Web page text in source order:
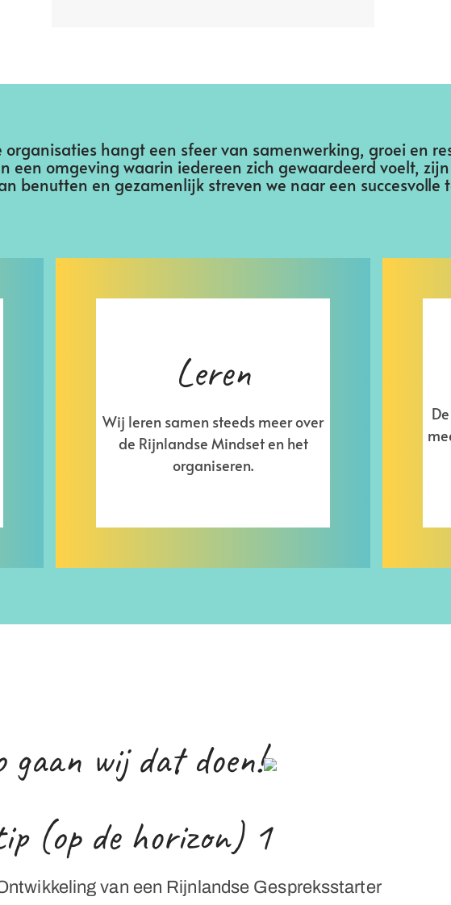
organisaties hangt een sfeer van samenwerking, groei en
een omgeving waarin iedereen zich gewaardeerd voelt,
benutten en gezamenlijk streven we naar een succesvolle
Leren
Wij leren samen steeds meer over
de Rijnlandse Mindset en het
organiseren.
gaan wij dat doen!
(op de horizon) 1
van een Rijnlandse Gespreksstarter